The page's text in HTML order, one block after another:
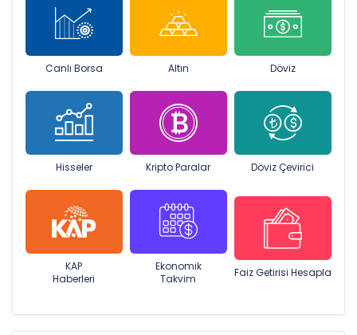
Canlı Borsa Altın Döviz
Hisseler Kripto Paralar Döviz Çevirici
KAP
Haberleri
Ekonomik
Takvim
Faiz Getirisi Hesapla